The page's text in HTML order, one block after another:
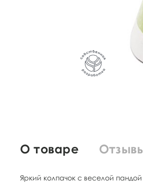
О товаре
Яркий колпачок с веселой